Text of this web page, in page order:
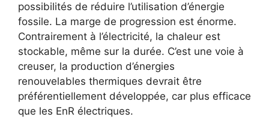
possibilités de réduire l’utilisation d’énergie
fossile. La marge de progression est énorme.
Contrairement à l’électricité, la chaleur est
stockable, même sur la durée. C’est une voie à
creuser, la production d’énergies
renouvelables thermiques devrait être
préférentiellement développée, car plus efficace
que les EnR électriques.